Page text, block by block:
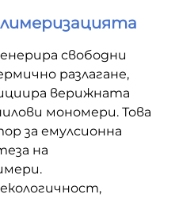
свободни
разлагане,
верижната
мономери. Това
за емулсионна
на